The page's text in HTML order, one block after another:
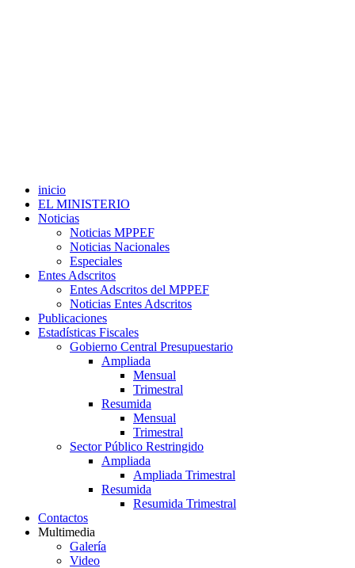
inicio
EL MINISTERIO
Noticias
Noticias MPPEF
Noticias Nacionales
Especiales
Entes Adscritos
Entes Adscritos del MPPEF
Noticias Entes Adscritos
Publicaciones
Estadísticas Fiscales
Gobierno Central Presupuestario
Ampliada
Mensual
Trimestral
Resumida
Mensual
Trimestral
Sector Público Restringido
Ampliada
Ampliada Trimestral
Resumida
Resumida Trimestral
Contactos
Multimedia
Galería
Video